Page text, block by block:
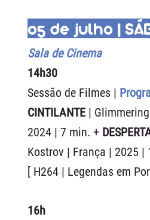
05 de julho |
Sala de Cinema
14h30
Sessão de Filmes |
CINTILANTE |
2024 | 7 min. +
Kostrov | França | 2025 |
[ H264 | Legendas em
16h